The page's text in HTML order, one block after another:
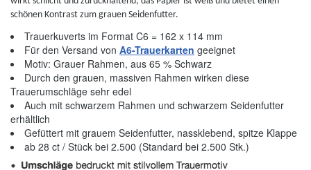
schönen Kontrast zum grauen Seidenfutter.
Trauerkuverts im Format C6 = 162 x 114 mm
Für den Versand von A6-Trauerkarten geeignet
Motiv: Grauer Rahmen, aus 65 % Schwarz
Durch den grauen, massiven Rahmen wirken diese
Trauerumschläge sehr edel
Auch mit schwarzem Rahmen und schwarzem Seidenfutter
erhältlich
Gefüttert mit grauem Seidenfutter, nassklebend, spitze Klappe
ab 28 ct / Stück bei 2.500 (Standard bei 2.500 Stk.)